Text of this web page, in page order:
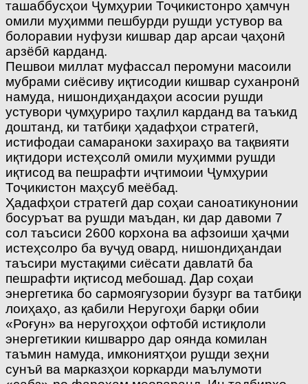
ташаббусҳои Ҷумҳурии Тоҷикистонро ҳамчун
омили муҳимми пешбурди рушди устувор ва
болоравии нуфузи кишвар дар арсаи ҷаҳонӣ
арзёбӣ карданд.
Пешвои миллат муфассал перомуни масоили
мубрами сиёсиву иқтисодии кишвар суханронӣ
намуда, нишондиҳандаҳои асосии рушди
устувори ҷумҳуриро таҳлил карданд ва таъкид
доштанд, ки татбиқи ҳадафҳои стратегӣ,
истифодаи самараноки захираҳо ва тақвияти
иқтидори истеҳсолӣ омили муҳимми рушди
иқтисод ва пешрафти иҷтимоии Ҷумҳурии
Тоҷикистон маҳсуб меёбад.
Ҳадафҳои стратегӣ дар соҳаи саноатикунонии
босуръат ва рушди маъдан, ки дар давоми 7
сол таъсиси 2600 корхона ва афзоиши ҳаҷми
истеҳсолро ба вуҷуд овард, нишондиҳандаи
таъсири мустақими сиёсати давлатӣ ба
пешрафти иқтисод мебошад. Дар соҳаи
энергетика бо сармоягузории бузург ва татбиқи
лоиҳаҳо, аз қабили Неругоҳи барқи обии
«Роғун» ва неругоҳҳои офтобӣ истиқлоли
энергетикии кишварро дар оянда комилан
таъмин намуда, имкониятҳои рушди зеҳни
сунъӣ ва марказҳои коркарди маълумоти